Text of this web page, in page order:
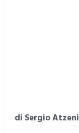
di Sergio Atzeni